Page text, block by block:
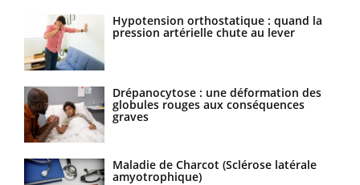
Hypotension orthostatique : quand la
pression artérielle chute au lever
Drépanocytose : une déformation des
globules rouges aux conséquences
graves
Maladie de Charcot (Sclérose latérale
amyotrophique)